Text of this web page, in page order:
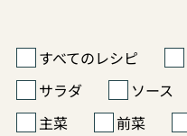
すべてのレシピ
サラダ
ソース
主菜
前菜